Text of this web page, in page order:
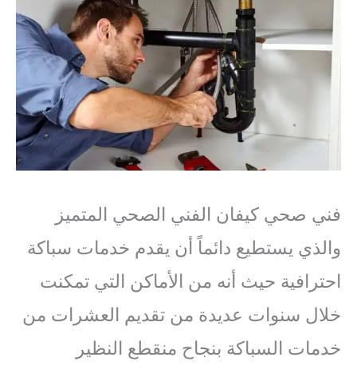
فني صحي كيفان الفني الصحي المتميز
والذي يستطيع دائماً أن يقدم خدمات سباكة
احترافية حيث أنه من الأماكن التي تمكنت
خلال سنوات عديدة من تقديم العشرات من
خدمات السباكة بنجاح منقطع النظير